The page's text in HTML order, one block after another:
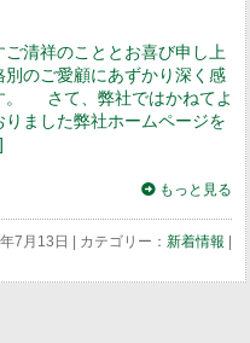
清祥のこととお喜び申し上
別のご愛顧にあずかり深く感
。 さて、弊社ではかねてよ
りました弊社ホームページを
もっと見る
7月13日 | カテゴリー： 新着情報